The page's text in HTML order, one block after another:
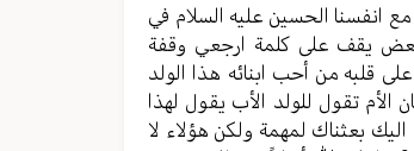
انفسنا الحسين عليه السلام في
يقف على كلمة ارجعي وقفة
قلبه من أحب ابنائه هذا الولد
الأم تقول للولد الأب يقول لهذا
بعثناك لمهمة ولكن هؤلاء لا